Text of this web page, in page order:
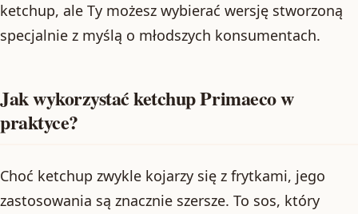
ketchup, ale Ty możesz wybierać wersję stworzoną
specjalnie z myślą o młodszych konsumentach.
Jak wykorzystać ketchup Primaeco w
praktyce?
Choć ketchup zwykle kojarzy się z frytkami, jego
zastosowania są znacznie szersze. To sos, który